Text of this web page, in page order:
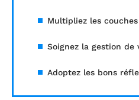
Multipliez les
Soignez la gestion de
Adoptez les bons